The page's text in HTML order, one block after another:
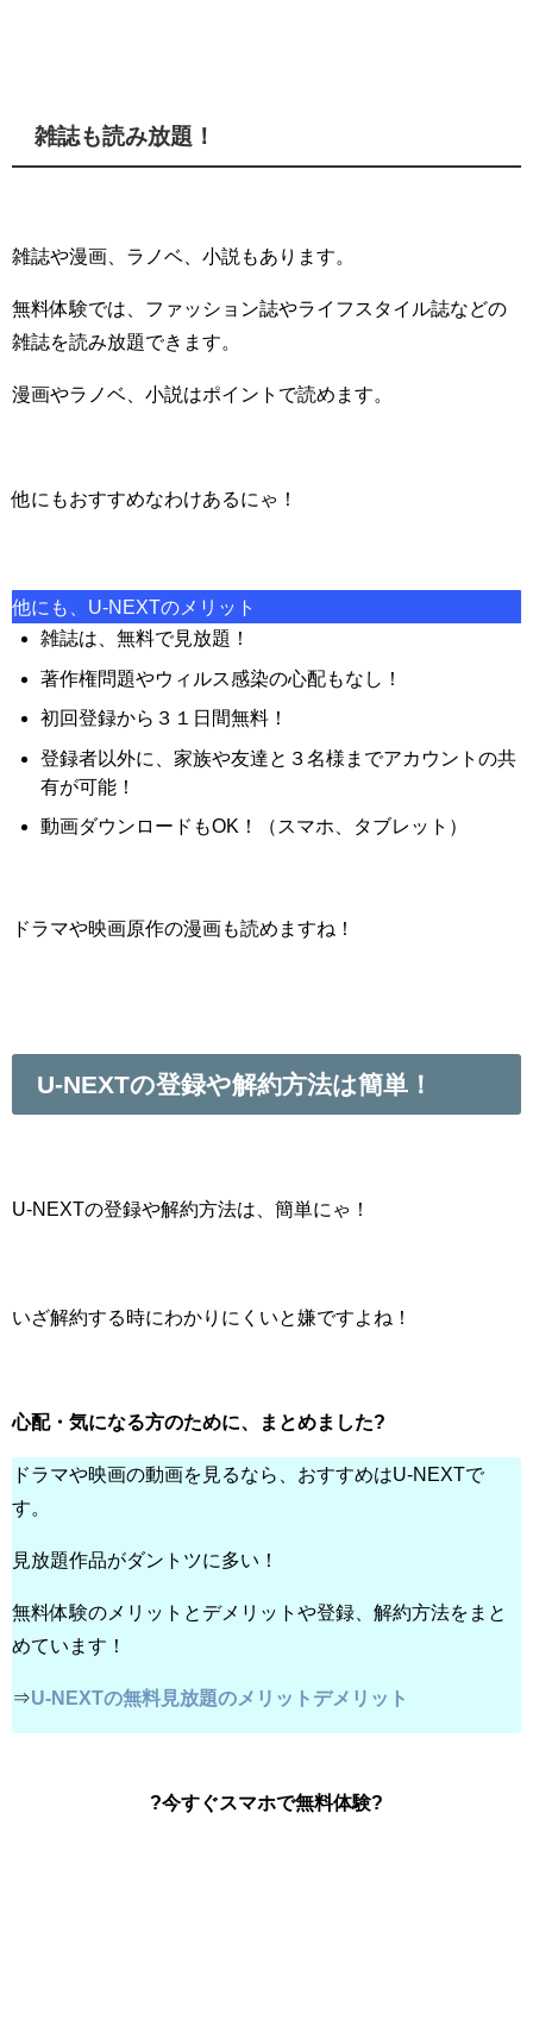
雑誌も読み放題！
雑誌や漫画、ラノベ、小説もあります。
無料体験では、ファッション誌やライフスタイル誌などの
雑誌を読み放題できます。
漫画やラノベ、小説はポイントで読めます。
他にもおすすめなわけあるにゃ！
他にも、U-NEXTのメリット
雑誌は、無料で見放題！
著作権問題やウィルス感染の心配もなし！
初回登録から３１日間無料！
登録者以外に、家族や友達と３名様までアカウントの共
有が可能！
動画ダウンロードもOK！（スマホ、タブレット）
ドラマや映画原作の漫画も読めますね！
U-NEXTの登録や解約方法は簡単！
U-NEXTの登録や解約方法は、簡単にゃ！
いざ解約する時にわかりにくいと嫌ですよね！
心配・気になる方のために、まとめました?
ドラマや映画の動画を見るなら、おすすめはU-NEXTで
す。
見放題作品がダントツに多い！
無料体験のメリットとデメリットや登録、解約方法をまと
めています！
⇒U-NEXTの無料見放題のメリットデメリット
?今すぐスマホで無料体験?